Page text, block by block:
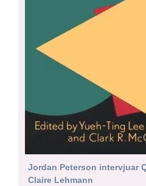
Jordan Peterson intervjuar
Claire Lehmann